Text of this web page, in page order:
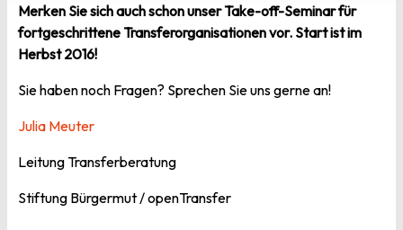
Merken Sie sich auch schon unser Take-off-Seminar für
fortgeschrittene Transferorganisationen vor. Start ist im
Herbst 2016!
Sie haben noch Fragen? Sprechen Sie uns gerne an!
Julia Meuter
Leitung Transferberatung
Stiftung Bürgermut / openTransfer